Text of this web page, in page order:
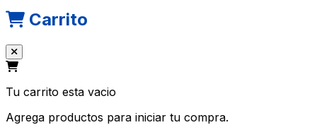
Carrito
Tu carrito esta vacio
Agrega productos para iniciar tu compra.